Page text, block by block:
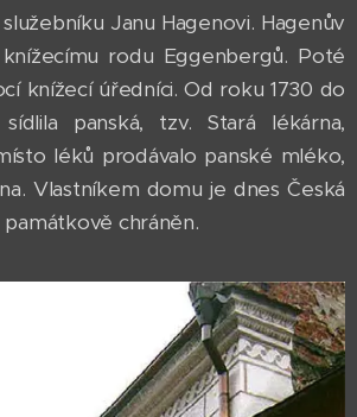
Janu Hagenovi. Hagenův
rodu Eggenbergů. Poté
knížecí úředníci. Od roku 1730 do
panská, tzv. Stará lékárna,
léků prodávalo panské mléko,
Vlastníkem domu je dnes Česká
chráněn.